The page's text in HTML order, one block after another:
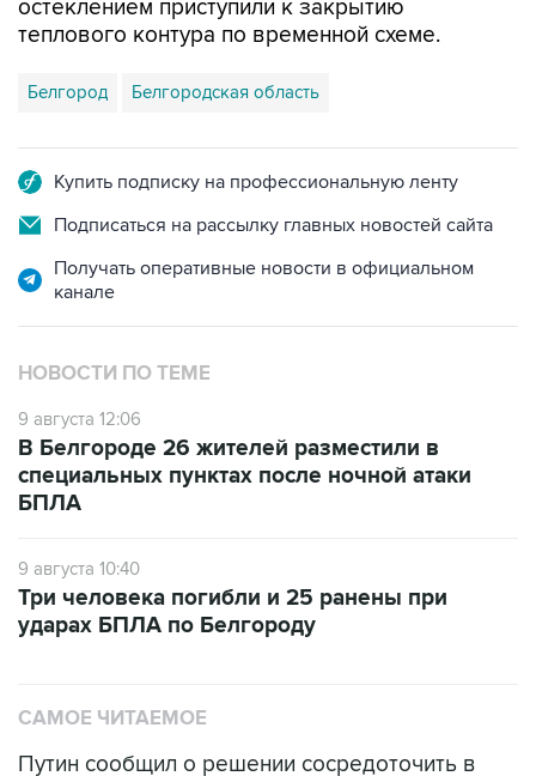
Белгород Белгородская область
Подписаться на рассылку главных новостей сайта
Получать оперативные новости в официальном
НОВОСТИ ПО ТЕМЕ
9 августа 12:06
специальных пунктах после ночной атаки
БПЛА
ударах БПЛА по Белгороду
Путин сообщил о решении сосредоточить в